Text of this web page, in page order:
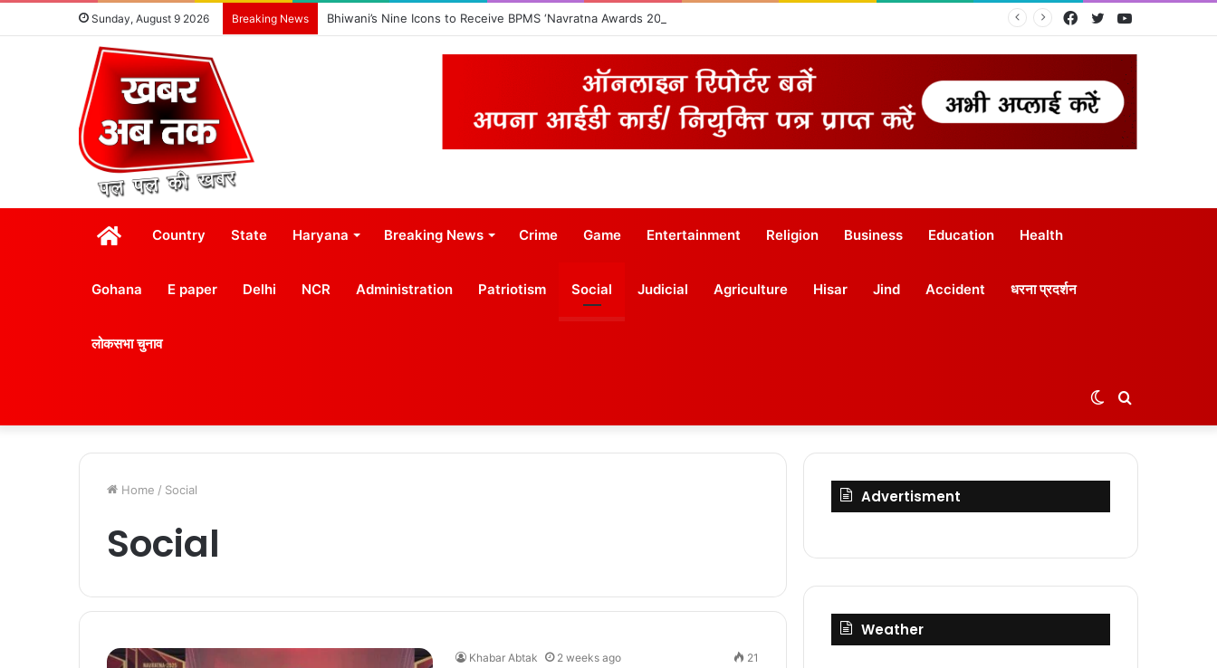
Sunday, August 9 2026 Breaking News Bhiwani’s Nine Icons to Receive BPMS ‘Navratna Awards 2026’ YouTube
Twitter
Facebook
होम Country State Haryana Breaking News Crime Game Entertainment Religion Business Education Health
Gohana E paper Delhi NCR Administration Patriotism Social Judicial Agriculture Hisar Jind Accident धरना प्रदर्शन
लोकसभा चुनाव
Switch
skin
Home / Social
Social
Khabar Abtak 2 weeks ago 21
Advertisment
Weather